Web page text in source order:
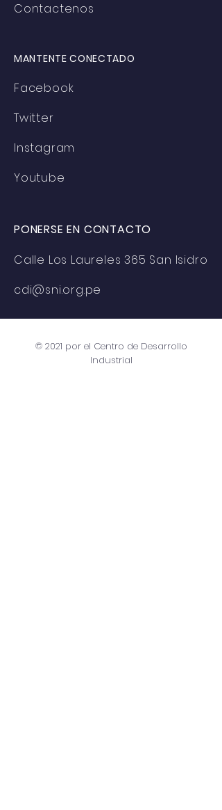
Contactenos
MANTENTE CONECTADO
Facebook
Twitter
Instagram
Youtube
PONERSE EN CONTACTO
Calle Los Laureles 365 San Isidro
cdi@sni.org.pe
© 2021 por el Centro de Desarrollo
Industrial